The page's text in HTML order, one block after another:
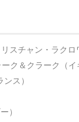
スチャン・ラクロ
ク＆クラーク（イ
ス）
）